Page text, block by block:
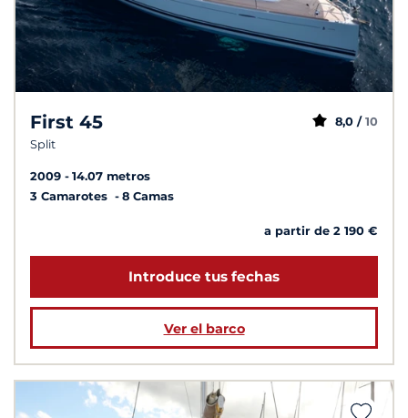
First 45
Split
8,0 / 10
2009
14.07 metros
3 Camarotes
8 Camas
a partir de 2 190 €
Introduce tus fechas
Ver el barco